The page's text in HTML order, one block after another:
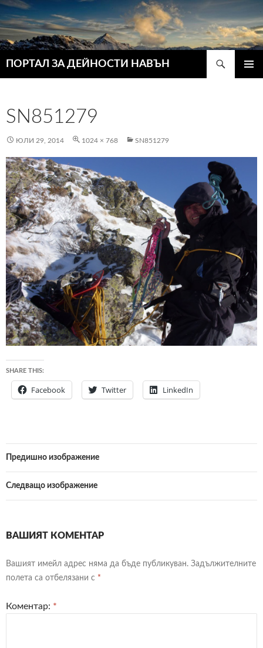
ПОРТАЛ ЗА ДЕЙНОСТИ НАВЪН
SN851279
ЮЛИ 29, 2014 1024 × 768 SN851279
SHARE THIS:
Facebook Twitter LinkedIn
Предишно изображение
Следващо изображение
ВАШИЯТ КОМЕНТАР
Вашият имейл адрес няма да бъде публикуван. Задължителните
полета са отбелязани с *
Коментар: *